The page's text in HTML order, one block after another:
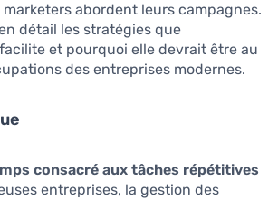
abordent leurs campagnes.
détail les stratégies que
et pourquoi elle devrait être au
des entreprises modernes.
consacré aux tâches répétitives
entreprises, la gestion des